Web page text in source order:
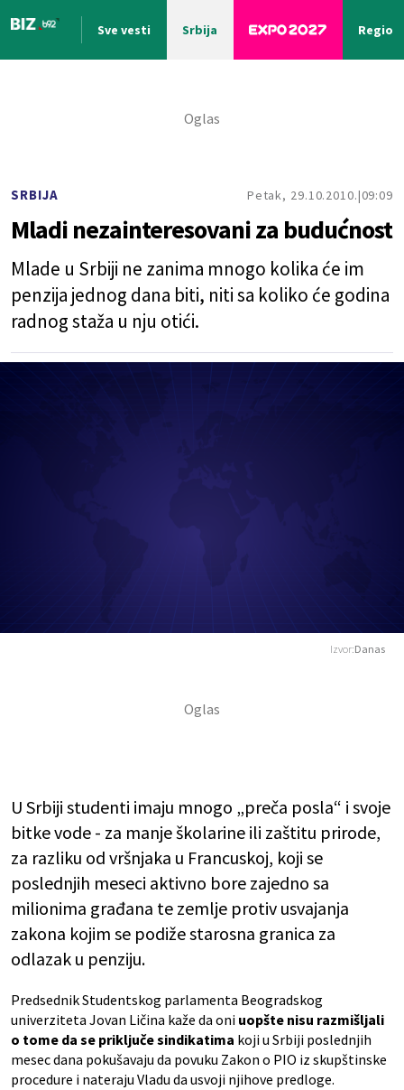
Sve vesti Srbija Region
SRBIJA Petak, 29.10.2010. 09:09
Mladi nezainteresovani za budućnost
Mlade u Srbiji ne zanima mnogo kolika će im
penzija jednog dana biti, niti sa koliko će godina
radnog staža u nju otići.
Izvor:Danas
U Srbiji studenti imaju mnogo „preča posla“ i svoje
bitke vode - za manje školarine ili zaštitu prirode,
za razliku od vršnjaka u Francuskoj, koji se
poslednjih meseci aktivno bore zajedno sa
milionima građana te zemlje protiv usvajanja
zakona kojim se podiže starosna granica za
odlazak u penziju.
Predsednik Studentskog parlamenta Beogradskog
univerziteta Jovan Ličina kaže da oni uopšte nisu razmišljali
o tome da se priključe sindikatima koji u Srbiji poslednjih
mesec dana pokušavaju da povuku Zakon o PIO iz skupštinske
procedure i nateraju Vladu da usvoji njihove predloge.